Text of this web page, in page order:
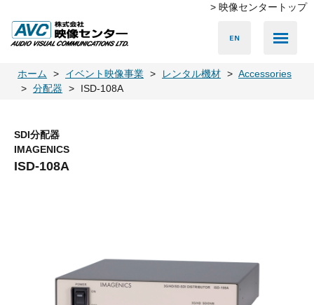
> 映像センタートップ
ホーム イベント映像事業 レンタル機材
Accessories
分配器
ISD-108A
SDI分配器
IMAGENICS
ISD-108A